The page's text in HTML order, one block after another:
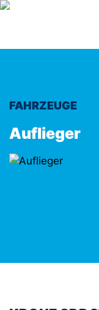
FAHRZEUGE
Auflieger